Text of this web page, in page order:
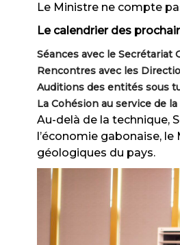
Le Ministre ne compte
Le calendrier des
Séances avec le Secrétariat
Rencontres avec les
Auditions des entités sous
La Cohésion au service de
Au-delà de la technique,
l’économie gabonaise,
géologiques du pays.